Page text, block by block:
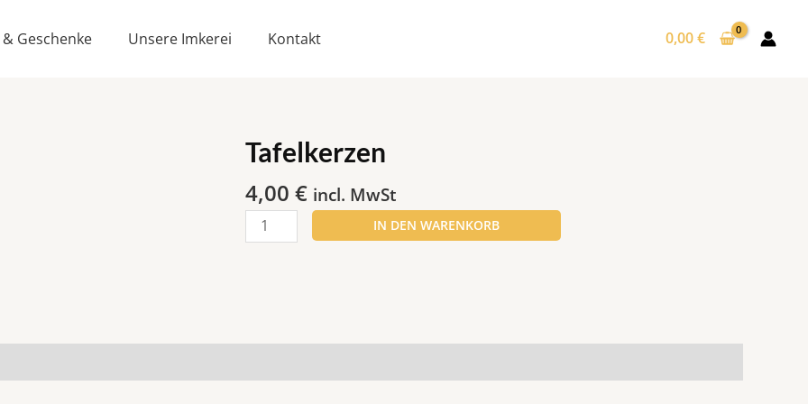
Geschenke Unsere Imkerei Kontakt 0,00€
Tafelkerzen
4,00 € incl. MwSt
Tafelkerzen
Menge
IN DEN WARENKORB